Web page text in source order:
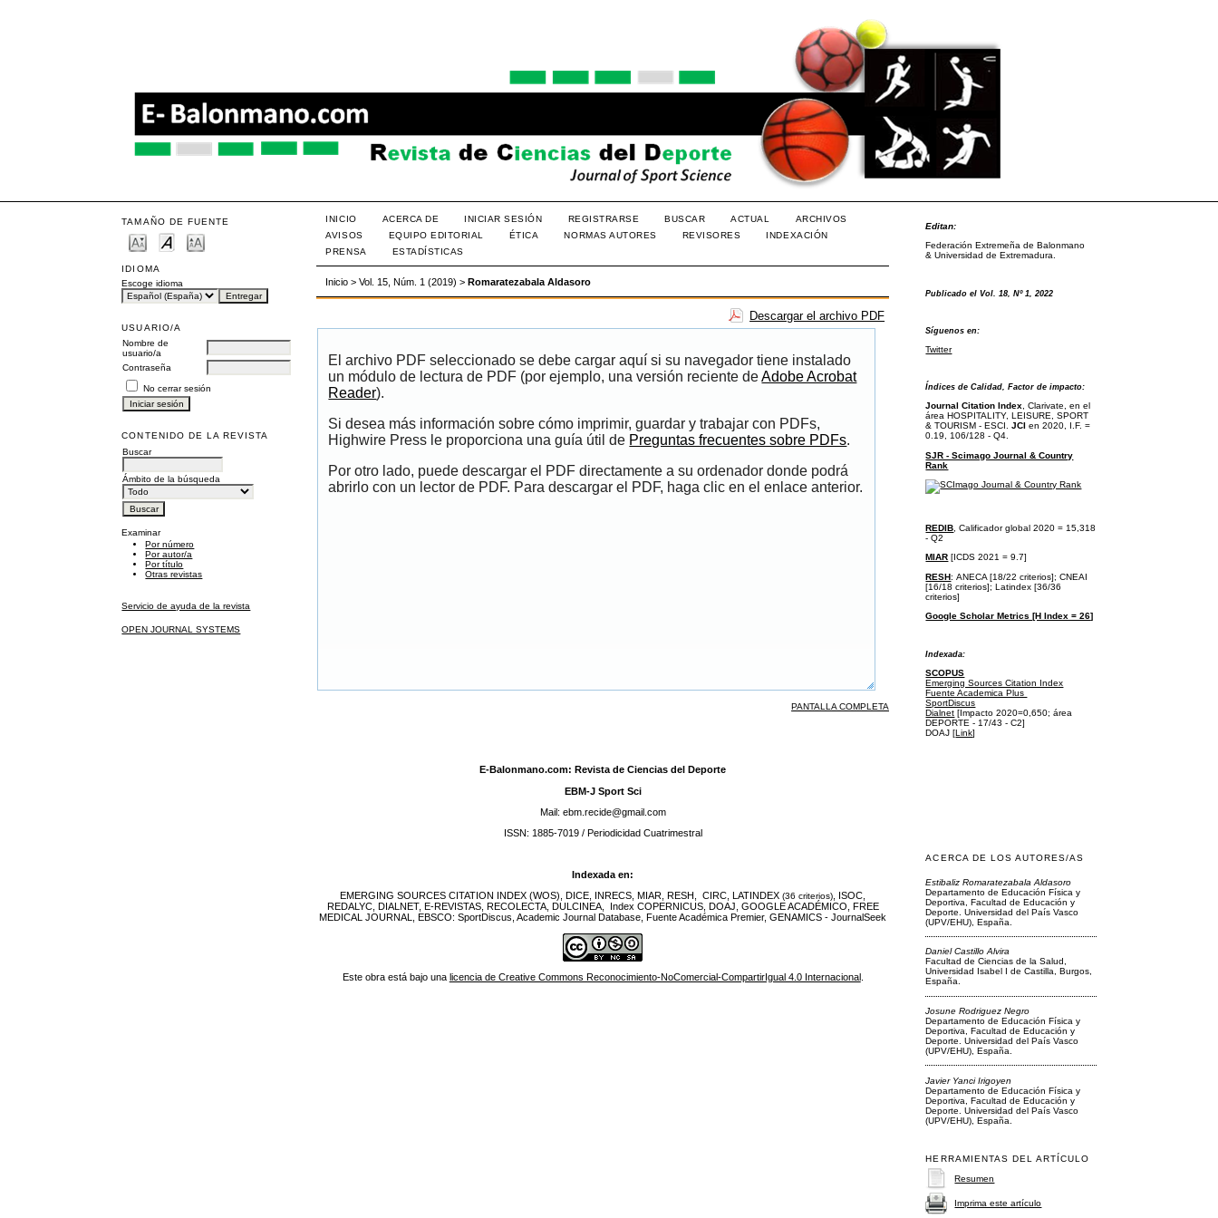
TAMAÑO DE FUENTE
IDIOMA
Escoge idioma
USUARIO/A
Nombre de
usuario/a
Contraseña
No cerrar sesión
CONTENIDO DE LA REVISTA
Buscar
Ámbito de la búsqueda
Examinar
Por número
Por autor/a
Por título
Otras revistas
Servicio de ayuda de la revista
OPEN JOURNAL SYSTEMS
Editan:
Federación Extremeña de Balonmano
& Universidad de Extremadura.
Publicado el Vol. 18, Nº 1, 2022
Síguenos en:
Twitter
Índices de Calidad, Factor de impacto:
Journal Citation Index, Clarivate, en el
áreaHOSPITALITY, LEISURE, SPORT
& TOURISM - ESCI. JCI en 2020, I.F. =
0.19, 106/128 - Q4.
SJR - Scimago Journal & Country
Rank
REDIB , Calificador global 2020 = 15,318
- Q2
MIAR [ICDS 2021 = 9.7]
RESH:ANECA [18/22 criterios];CNEAI
[16/18 criterios];Latindex [36/36
criterios]
Google Scholar Metrics [H Index = 26]
Indexada:
SCOPUS
Emerging Sources Citation Index
Fuente Academica Plus
SportDiscus
Dialnet [Impacto 2020=0,650; área
DEPORTE - 17/43 - C2]
DOAJ [Link]
ACERCA DE LOS AUTORES/AS
Estibaliz Romaratezabala Aldasoro
Departamento de Educación Física y
Deportiva, Facultad de Educación y
Deporte. Universidad del País Vasco
(UPV/EHU), España.
Daniel Castillo Alvira
Facultad de Ciencias de la Salud,
Universidad Isabel I de Castilla, Burgos,
España.
Josune Rodriguez Negro
Departamento de Educación Física y
Deportiva, Facultad de Educación y
Deporte. Universidad del País Vasco
(UPV/EHU), España.
Javier Yanci Irigoyen
Departamento de Educación Física y
Deportiva, Facultad de Educación y
Deporte. Universidad del País Vasco
(UPV/EHU), España.
HERRAMIENTAS DEL ARTÍCULO
Resumen
Imprima este artículo
INICIO ACERCA DE INICIAR SESIÓN REGISTRARSE BUSCAR ACTUAL
ARCHIVOS
AVISOS
EQUIPO EDITORIAL ÉTICA NORMAS AUTORES REVISORES
INDEXACIÓN
PRENSA
ESTADÍSTICAS
Inicio >Vol. 15, Núm. 1 (2019) >Romaratezabala Aldasoro
Descargar el archivo PDF
El archivo PDF seleccionado se debe cargar aquí si su navegador tiene instalado
un módulo de lectura de PDF (por ejemplo, una versión reciente deAdobe Acrobat
Reader).
Si desea más información sobre cómo imprimir, guardar y trabajar con PDFs,
Highwire Press le proporciona una guía útil de Preguntas frecuentes sobre PDFs.
Por otro lado, puede descargar el PDF directamente a su ordenador donde podrá
abrirlo con un lector de PDF. Para descargar el PDF, haga clic en el enlace anterior.
PANTALLA COMPLETA
E-Balonmano.com: Revista de Ciencias del Deporte
EBM-J Sport Sci
Mail: ebm.recide@gmail.com
ISSN: 1885-7019 / Periodicidad Cuatrimestral
Indexada en:
EMERGING SOURCES CITATION INDEX (WOS), DICE, INRECS, MIAR, RESH, CIRC, LATINDEX(36 criterios), ISOC,
REDALYC, DIALNET, E-REVISTAS, RECOLECTA, DULCINEA, Index COPERNICUS, DOAJ, GOOGLE ACADÉMICO, FREE
MEDICAL JOURNAL, EBSCO: SportDiscus, Academic Journal Database, Fuente Académica Premier, GENAMICS - JournalSeek
Este obra está bajo una licencia de Creative Commons Reconocimiento-NoComercial-CompartirIgual 4.0 Internacional.